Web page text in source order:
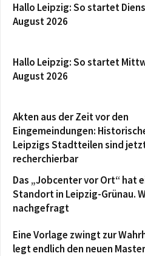
Hallo Leipzig: So startet
August 2026
Hallo Leipzig: So startet
August 2026
Akten aus der Zeit vor den
Eingemeindungen:
Leipzigs Stadtteilen sind
recherchierbar
Das „Jobcenter vor Ort“ hat
Standort in Leipzig-Grünau.
nachgefragt
Eine Vorlage zwingt zur
legt endlich den neuen